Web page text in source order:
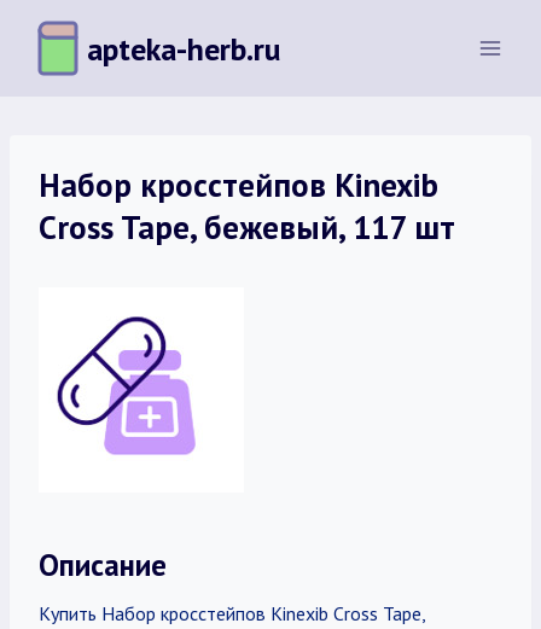
Перейти
содержимому
apteka-herb.ru
Набор кроcстейпов Kinexib
Cross Tape, бежевый, 117 шт
Описание
Купить Набор кроcстейпов Kinexib Cross Tape,